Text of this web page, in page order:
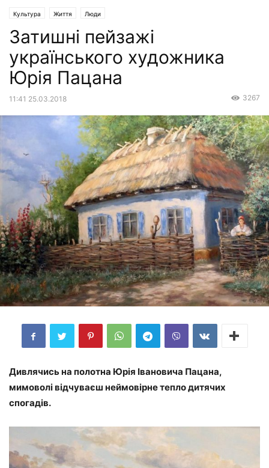
Культура Життя Люди
Затишні пейзажі
українського художника
Юрія Пацана
11:41 25.03.2018 3267
Дивлячись на полотна Юрія Івановича Пацана,
мимоволі відчуваєш неймовірне тепло дитячих
спогадів.